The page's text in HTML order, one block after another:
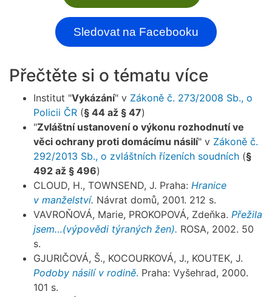
Sledovat na Facebooku
Přečtěte si o tématu více
Institut "Vykázání" v Zákoně č. 273/2008 Sb., o
Policii ČR (§ 44 až § 47)
"Zvláštní ustanovení o výkonu rozhodnutí ve
věci ochrany proti domácímu násilí" v Zákoně č.
292/2013 Sb., o zvláštních řízeních soudních (§
492 až § 496)
CLOUD, H., TOWNSEND, J. Praha: Hranice
v manželství. Návrat domů, 2001. 212 s.
VAVROŇOVÁ, Marie, PROKOPOVÁ, Zdeňka. Přežila
jsem…(výpovědi týraných žen). ROSA, 2002. 50
s.
GJURIČOVÁ, Š., KOCOURKOVÁ, J., KOUTEK, J.
Podoby násilí v rodině. Praha: Vyšehrad, 2000.
101 s.